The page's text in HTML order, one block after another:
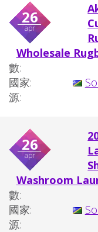
26
apr
Wholesale
數:
國家:
源:
26
apr
Washroom
數:
國家:
源: